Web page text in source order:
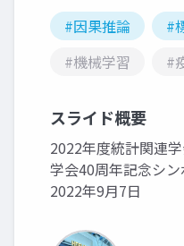
#因果推論 #
#機械学習
#
スライド概要
2022年度統計関連
学会40周年記念シン
2022年9月7日